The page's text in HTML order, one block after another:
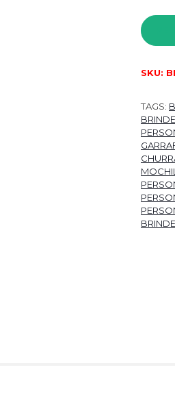
SKU:
TAGS: